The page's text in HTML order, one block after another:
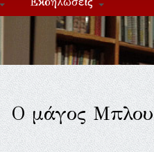
Ο μάγος Μπλου